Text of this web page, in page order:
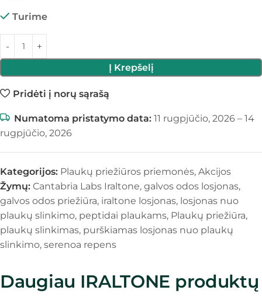
Turime
Į Krepšelį
Pridėti į norų sąrašą
Numatoma pristatymo data: 11 rugpjūčio, 2026 – 14
rugpjūčio, 2026
Kategorijos: Plaukų priežiūros priemonės, Akcijos
Žymų: Cantabria Labs Iraltone, galvos odos losjonas,
galvos odos priežiūra, iraltone losjonas, losjonas nuo
plaukų slinkimo, peptidai plaukams, Plaukų priežiūra,
plaukų slinkimas, purškiamas losjonas nuo plaukų
slinkimo, serenoa repens
Daugiau IRALTONE produktų